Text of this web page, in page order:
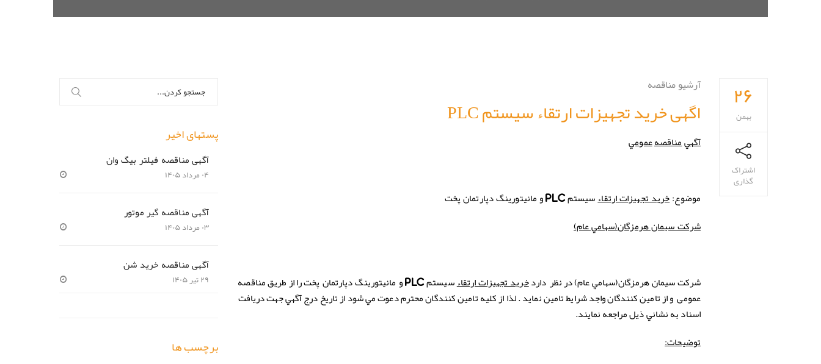
۲۶
بهمن
اشتراک
گذاری
آرشیو مناقصه
اگهی خرید تجهیزات ارتقاء سیستم PLC
آگهي مناقصه عمومي
موضوع: خرید تجهیزات ارتقاء سیستمPLC و مانیتورینگ دپارتمان پخت
شركت سيمان هرمزگان(سهامي عام)
شركت سيمان هرمزگان(سهامي عام) در نظر داردخرید تجهیزات ارتقاء سیستم PLC و مانیتورینگ دپارتمان پخترا از طریق مناقصه
عمومی و از تامین کنندگان واجد شرایط تامین نماید . لذا از كليه تامین کنندگان محترم دعوت مي شود از تاريخ درج آگهي جهت دريافت
اسناد به نشاني ذيل مراجعه نمايند.
توضیحات:
برای:
پستهای اخیر
آگهی مناقصه فیلتر بیگ وان
۰۴ مرداد ۱۴۰۵
آگهی مناقصه گیر موتور
۰۳ مرداد ۱۴۰۵
آگهی مناقصه خرید شن
۲۹ تیر ۱۴۰۵
برچسب ها